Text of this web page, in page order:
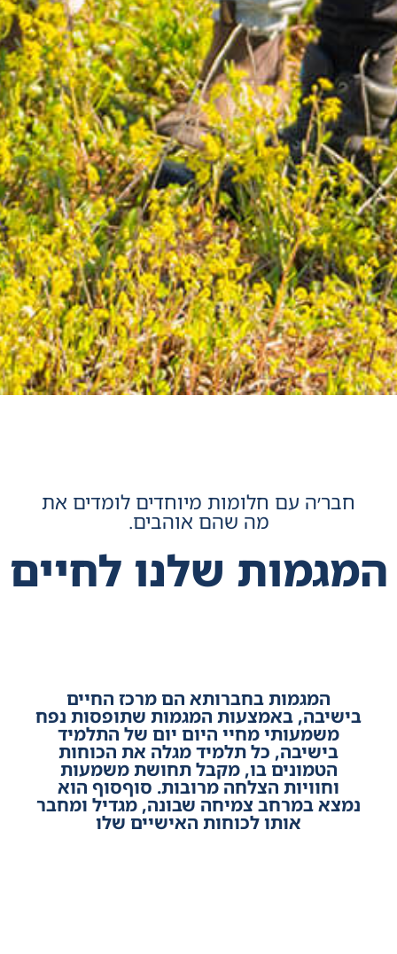
חבר׳ה עם חלומות מיוחדים לומדים את
מה שהם אוהבים.
המגמות שלנו לחיים
המגמות בחברותא הם מרכז החיים
בישיבה, באמצעות המגמות שתופסות נפח
משמעותי מחיי היום יום של התלמיד
בישיבה, כל תלמיד מגלה את הכוחות
הטמונים בו, מקבל תחושת משמעות
וחוויות הצלחה מרובות. סוףסוף הוא
נמצא במרחב צמיחה שבונה, מגדיל ומחבר
אותו לכוחות האישיים שלו